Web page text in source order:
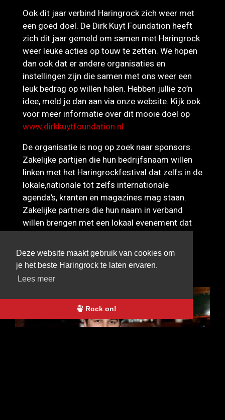
Deze website maakt gebruik van cookies om
je het beste Haringrock te laten ervaren.
Lees meer
Rock on!
Ook dit jaar verbind Haringrock zich weer met
een goed doel. De Dirk Kuyt Foundation heeft
zich dit jaar gemeld om samen met Haringrock
weer leuke acties op touw te zetten. We hopen
dan ook dat er andere organisaties en
instellingen zijn die samen met ons weer een
leuk bedrag op willen halen. Hebben jullie zo’n
idee, meld je dan aan via onze website. Kijk ook
voor meer informatie over dit mooie doel op
www.dirkkuytfoundation.nl
De organisatie is nog op zoek naar sponsors.
Zakelijke partijen die hun bedrijfsnaam willen
linken met het Haringrockfestival dat zelfs in de
lokale,nationale tot zelfs internationale
agenda’s, kranten en magazines mag staan.
Zakelijke partners die hun naam in verband
willen brengen met een lokaal evenement dat
landelijk gepromoot zal gaan worden.
OOK INTERESSANT